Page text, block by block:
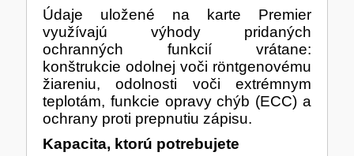
HERNÍ MONITORY
NAPÁJECÍ ZDROJE
CLOUDOVÉ APLIKACE
WEBKAMERY
DOPLŇKY
ÚLOŽIŠTĚ KAMERY
Údaje uložené na karte Premier
využívajú výhody pridaných
ochranných funkcií vrátane:
konštrukcie odolnej voči röntgenovému
žiareniu, odolnosti voči extrémnym
teplotám, funkcie opravy chýb (ECC) a
ochrany proti prepnutiu zápisu.
Kapacita, ktorú potrebujete